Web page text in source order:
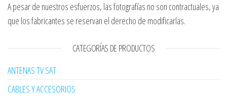
A pesar de nuestros esfuerzos, las fotografías no son contractuales, ya
que los fabricantes se reservan el derecho de modificarlas.
CATEGORÍAS DE PRODUCTOS
ANTENAS TV SAT
CABLES Y ACCESORIOS